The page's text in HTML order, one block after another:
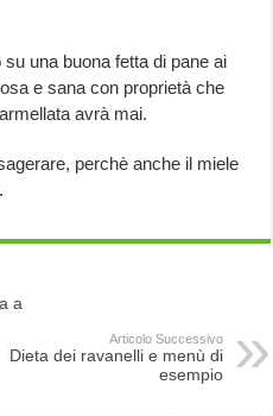
una buona fetta di pane ai
e sana con proprietà che
avrà mai.
perchè anche il miele
a
Articolo Successivo
Dieta dei ravanelli e menù di
esempio